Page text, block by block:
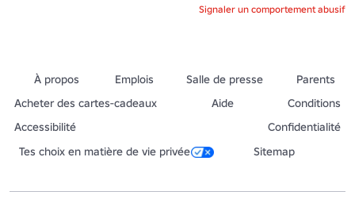
Signaler un comportement abusif
À propos Emplois Salle de presse
Parents
Acheter des cartes-cadeaux
Aide
Conditions
Accessibilité
Confidentialité
Tes choix en matière de vie privée
Sitemap